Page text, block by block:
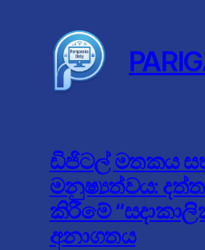
ඩිජිටල් මතකය
මනුෂ්‍යත්වය:
කිරීමේ
අනාගතය